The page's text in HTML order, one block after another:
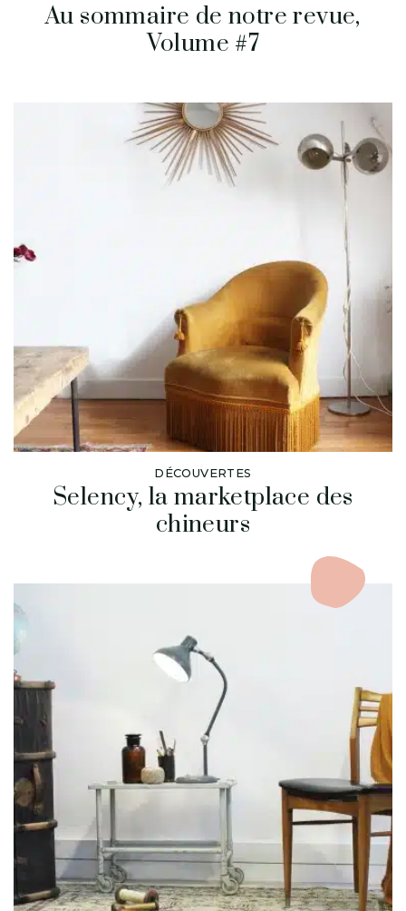
Au sommaire de notre revue,
Volume #7
DÉCOUVERTES
Selency, la marketplace des
chineurs